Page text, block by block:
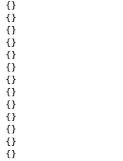
{}
{}
{}
{}
{}
{}
{}
{}
{}
{}
{}
{}
{}